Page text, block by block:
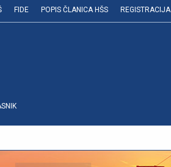
FIDE POPIS ČLANICA HŠS REGISTRACIJA